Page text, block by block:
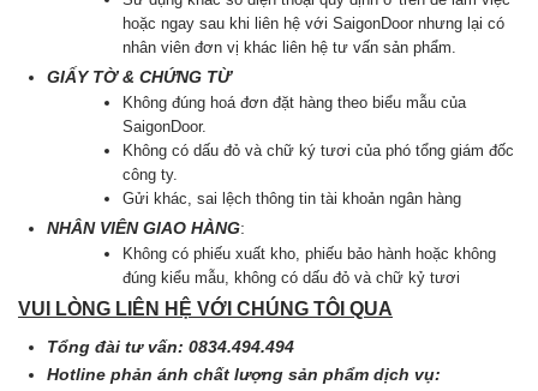
hoặc ngay sau khi liên hệ với SaigonDoor nhưng lại có
nhân viên đơn vị khác liên hệ tư vấn sản phẩm.
GIẤY TỜ & CHỨNG TỪ
Không đúng hoá đơn đặt hàng theo biểu mẫu của
SaigonDoor.
Không có dấu đỏ và chữ ký tươi của phó tổng giám đốc
công ty.
Gửi khác, sai lệch thông tin tài khoản ngân hàng
NHÂN VIÊN GIAO HÀNG:
Không có phiếu xuất kho, phiếu bảo hành hoặc không
đúng kiểu mẫu, không có dấu đỏ và chữ kỷ tươi
VUI LÒNG LIÊN HỆ VỚI CHÚNG TÔI QUA
Tổng đài tư vấn: 0834.494.494
Hotline phản ánh chất lượng sản phẩm dịch vụ: